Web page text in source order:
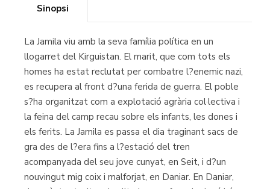
Sinopsi
La Jamila viu amb la seva família política en un
llogarret del Kirguistan. El marit, que com tots els
homes ha estat reclutat per combatre l?enemic nazi,
es recupera al front d?una ferida de guerra. El poble
s?ha organitzat com a explotació agrària col·lectiva i
la feina del camp recau sobre els infants, les dones i
els ferits. La Jamila es passa el dia traginant sacs de
gra des de l?era fins a l?estació del tren
acompanyada del seu jove cunyat, en Seit, i d?un
nouvingut mig coix i malforjat, en Daniar. En Daniar,